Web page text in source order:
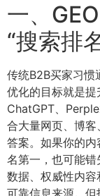
一、
“搜索排
传统B2B买家习惯
优化的目标就是
ChatGPT、
合大量网页、博
答案。如果你的
名第一，也可能
数据、权威性内